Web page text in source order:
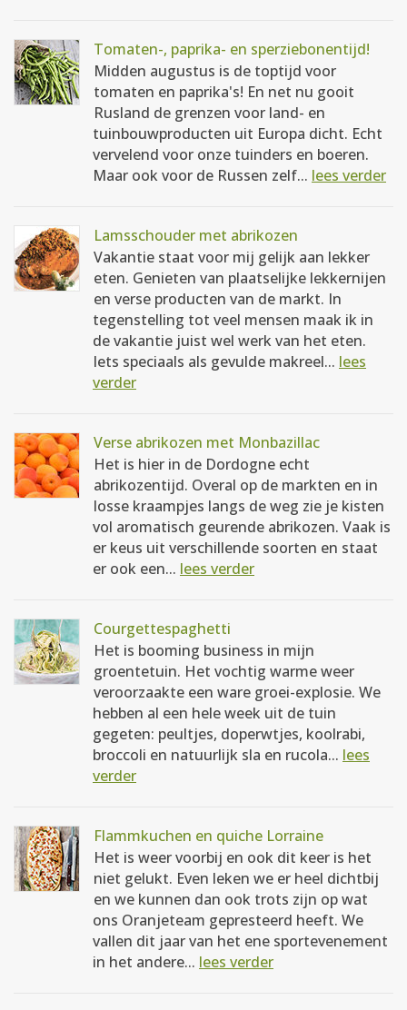
Tomaten-, paprika- en sperziebonentijd!
Midden augustus is de toptijd voor
tomaten en paprika's! En net nu gooit
Rusland de grenzen voor land- en
tuinbouwproducten uit Europa dicht. Echt
vervelend voor onze tuinders en boeren.
Maar ook voor de Russen zelf... lees verder
Lamsschouder met abrikozen
Vakantie staat voor mij gelijk aan lekker
eten. Genieten van plaatselijke lekkernijen
en verse producten van de markt. In
tegenstelling tot veel mensen maak ik in
de vakantie juist wel werk van het eten.
Iets speciaals als gevulde makreel... lees
verder
Verse abrikozen met Monbazillac
Het is hier in de Dordogne echt
abrikozentijd. Overal op de markten en in
losse kraampjes langs de weg zie je kisten
vol aromatisch geurende abrikozen. Vaak is
er keus uit verschillende soorten en staat
er ook een... lees verder
Courgettespaghetti
Het is booming business in mijn
groentetuin. Het vochtig warme weer
veroorzaakte een ware groei-explosie. We
hebben al een hele week uit de tuin
gegeten: peultjes, doperwtjes, koolrabi,
broccoli en natuurlijk sla en rucola... lees
verder
Flammkuchen en quiche Lorraine
Het is weer voorbij en ook dit keer is het
niet gelukt. Even leken we er heel dichtbij
en we kunnen dan ook trots zijn op wat
ons Oranjeteam gepresteerd heeft. We
vallen dit jaar van het ene sportevenement
in het andere... lees verder